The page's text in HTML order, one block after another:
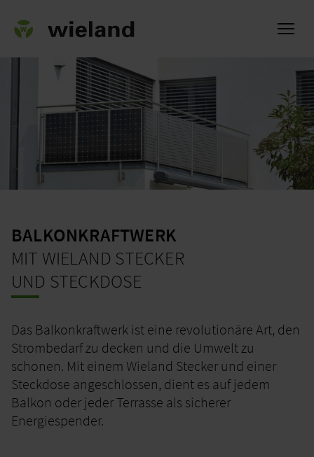
BALKONKRAFTWERK
MIT WIELAND STECKER
UND STECKDOSE
Das Balkonkraftwerk ist eine revolutionäre Art, den
Strombedarf zu decken und die Umwelt zu
schonen. Mit einem Wieland Stecker und einer
Steckdose angeschlossen, dient es auf jedem
Balkon oder jeder Terrasse als sicherer
Energiespender.